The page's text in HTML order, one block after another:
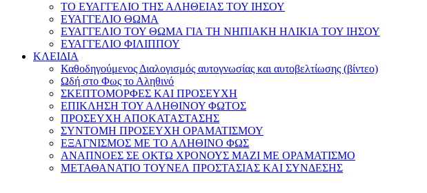
ΤΟ ΕΥΑΓΓΕΛΙΟ ΤΗΣ ΑΛΗΘΕΙΑΣ ΤΟΥ ΙΗΣΟΥ
ΕΥΑΓΓΕΛΙΟ ΘΩΜΑ
ΕΥΑΓΓΕΛΙΟ ΤΟΥ ΘΩΜΑ ΓΙΑ ΤΗ ΝΗΠΙΑΚΗ ΗΛΙΚΙΑ ΤΟΥ ΙΗΣΟΥ
ΕΥΑΓΓΕΛΙΟ ΦΙΛΙΠΠΟΥ
ΚΛΕΙΔΙΑ
Καθοδηγούμενος Διαλογισμός αυτογνωσίας και αυτοβελτίωσης (βίντεο)
Ωδή στο Φως το Αληθινό
ΣΚΕΠΤΟΜΟΡΦΕΣ ΚΑΙ ΠΡΟΣΕΥΧΗ
ΕΠΙΚΛΗΣΗ ΤΟΥ ΑΛΗΘΙΝΟΥ ΦΩΤΟΣ
ΠΡΟΣΕΥΧΗ ΑΠΟΚΑΤΑΣΤΑΣΗΣ
ΣΥΝΤΟΜΗ ΠΡΟΣΕΥΧΗ ΟΡΑΜΑΤΙΣΜΟΥ
ΕΞΑΓΝΙΣΜΟΣ ΜΕ ΤΟ ΑΛΗΘΙΝΟ ΦΩΣ
ΑΝΑΠΝΟΕΣ ΣΕ ΟΚΤΩ ΧΡΟΝΟΥΣ ΜΑΖΙ ΜΕ ΟΡΑΜΑΤΙΣΜΟ
ΜΕΤΑΘΑΝΑΤΙΟ ΤΟΥΝΕΛ ΠΡΟΣΤΑΣΙΑΣ ΚΑΙ ΣΥΝΔΕΣΗΣ